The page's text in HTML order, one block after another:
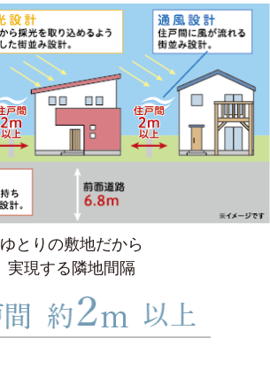
ゆとりの敷地だから
実現する隣地間隔